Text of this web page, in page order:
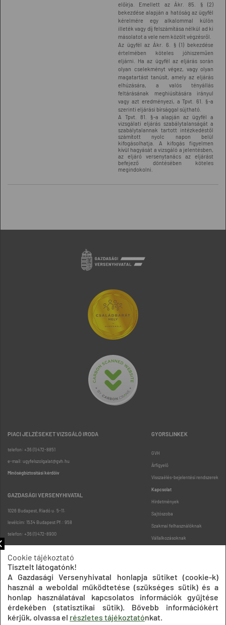
előírja. Emellett az Ákr. 85. § (2)
bekezdése alapján a hatóság az ügyfél
kérelmére egy alkalommal külön
illeték vagy díj felszámítása nélkül ad ki
másolatot a vele nem közölt végzésről.
Az ügyfél az Ákr. 6. § (1) bekezdése
értelmében köteles jóhiszeműen
eljárni. Ha az ügyfél az eljárás során
olyan cselekményt végez, vagy olyan
magatartást tanúsít, amely az eljárás
elhúzására, a valós tényállás
feltárásának meghiúsítására irányul
vagy azt eredményezi, a Tpvt. 61. §-a
szerinti eljárási bírsággal sújtható.
A Tpvt. 81. §-a alapján az ügyfél a
vizsgálati eljárás szabálytalanságát a
szabálytalannak tartott intézkedéstől
számított nyolc napon belül
kifogásolhatja. A kifogás figyelmen
kívül hagyását a vizsgáló a jelentésben,
az eljáró versenytanács az eljárást
befejező döntésében köteles
megindokolni.
PIACI JELZÉSEKET VIZSGÁLÓ IRODA
telefon: +36 (1) 472-8851
e-mail: ugyfelszolgalat@gvh.hu
Minőségbiztosítási kérdőív
GAZDASÁGI VERSENYHIVATAL
1026 Budapest, Riadó u. 5-11.
levélcím: 1534 Budapest Pf.: 958
telefon: +36 (1) 472-8900
GYORSLINKEK
GVH
Árfigyelő
Visszaélés-bejelentési rendszerek
Kapcsolat
Hirdetmények
Sajtószoba
Szakmai felhasználóknak
Vállalkozásoknak
Oldaltérkép
Cookie tájékoztató
Tisztelt látogatónk!
A Gazdasági Versenyhivatal honlapja sütiket (cookie-k)
használ a weboldal működtetése (szükséges sütik) és a
honlap használatával kapcsolatos információk gyűjtése
érdekében (statisztikai sütik). Bővebb információkért
kérjük, olvassa el részletes tájékoztatónkat.